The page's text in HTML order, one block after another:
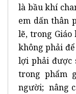
là bầu khí
em dấn thân
lẽ, trong Giáo
không phải
lợi phải được
trong phẩm
người; nâng